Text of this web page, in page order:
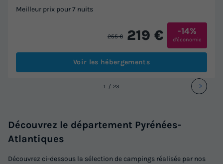
Meilleur prix pour 7 nuits
255 € 219 € -14%
d'économie
Voir les hébergements
1 23
Découvrez le département Pyrénées-
Atlantiques
Découvrez ci-dessous la sélection de campings réalisée par nos